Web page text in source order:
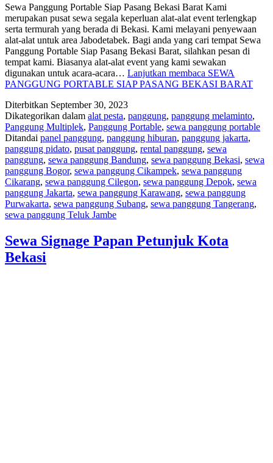
Sewa Panggung Portable Siap Pasang Bekasi Barat Kami
merupakan pusat sewa segala keperluan alat-alat event terlengkap
serta termurah yang berada di Bekasi. Kami melayani penyewaan
alat-alat untuk area Jabodetabek. Bagi anda yang cari tempat Sewa
Panggung Portable Siap Pasang Bekasi Barat, silahkan pesan di
tempat kami. Biasanya alat-alat event yang kami sewakan
digunakan untuk acara-acara… Lanjutkan membaca SEWA
PANGGUNG PORTABLE SIAP PASANG BEKASI BARAT
Diterbitkan September 30, 2023
Dikategorikan dalam alat pesta, panggung, panggung melaminto,
Panggung Multiplek, Panggung Portable, sewa panggung portable
Ditandai panel panggung, panggung hiburan, panggung jakarta,
panggung pidato, pusat panggung, rental panggung, sewa
panggung, sewa panggung Bandung, sewa panggung Bekasi, sewa
panggung Bogor, sewa panggung Cikampek, sewa panggung
Cikarang, sewa panggung Cilegon, sewa panggung Depok, sewa
panggung Jakarta, sewa panggung Karawang, sewa panggung
Purwakarta, sewa panggung Subang, sewa panggung Tangerang,
sewa panggung Teluk Jambe
Sewa Signage Papan Petunjuk Kota
Bekasi